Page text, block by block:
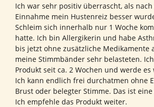
Ich war sehr positiv überrascht, als nach
Einnahme mein Hustenreiz besser
Schleim sich innerhalb nur 1 Woche
hatte. Ich bin Allergikerin und habe
bis jetzt ohne zusätzliche Medikamente
meine Stimmbänder sehr belasteten.
Produkt seit ca. 2 Wochen und werde
Ich kann endlich frei durchatmen ohne
Brust oder belegter Stimme. Das ist
Ich empfehle das Produkt weiter.